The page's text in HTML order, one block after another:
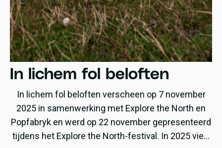
In lichem fol beloften
In lichem fol beloften verscheen op 7 november
2025 in samenwerking met Explore the North en
Popfabryk en werd op 22 november gepresenteerd
tijdens het Explore the North-festival. In 2025 viert